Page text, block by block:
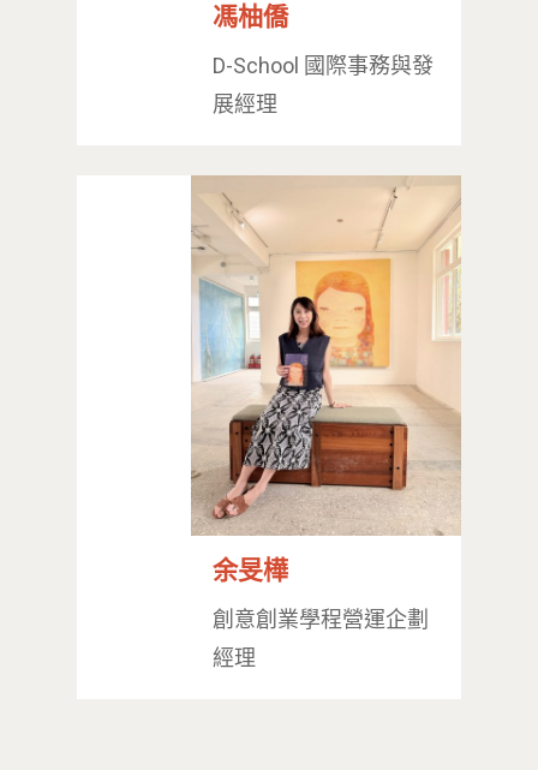
馮柚僑
D-School 國際事務與發
展經理
余旻樺
創意創業學程營運企劃
經理